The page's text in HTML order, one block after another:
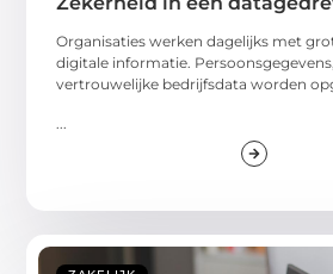
Organisaties werken dagelijks met
digitale informatie.
vertrouwelijke bedrijfsdata worden